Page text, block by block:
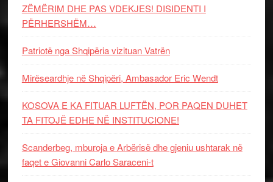
ZËMËRIM DHE PAS VDEKJES! DISIDENTI I
PËRHERSHËM…
Patriotë nga Shqipëria vizituan Vatrën
Mirëseardhje në Shqipëri, Ambasador Eric Wendt
KOSOVA E KA FITUAR LUFTËN, POR PAQEN DUHET
TA FITOJË EDHE NË INSTITUCIONE!
Scanderbeg, mburoja e Arbërisë dhe gjeniu ushtarak në
faqet e Giovanni Carlo Saraceni-t